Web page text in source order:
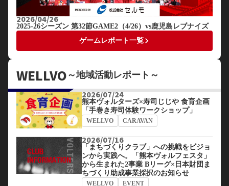
2026/04/26
2025-26シーズン 第32節GAME2（4/26）vs鹿児島レブナイズ
ゲームレポート一覧keyboard_arrow_right
WELLVO ～地域活動レポート～
2026/07/24
熊本ヴォルターズ×寿司じじや 食育企画
「手巻き寿司体験ワークショップ」
WELLVO CARAVAN
2026/07/16
「まちづくりクラブ」への挑戦をビジョ
ンから実践へ。「熊本ヴォルフェスタ」
から生まれた2事業 Bリーグ×日本財団ま
ちづくり助成事業採択のお知らせ
WELLVO EVENT